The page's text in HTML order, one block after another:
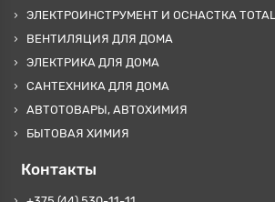
ЭЛЕКТРОИНСТРУМЕНТ И ОСНАСТКА TOTAL,
ВЕНТИЛЯЦИЯ ДЛЯ ДОМА
ЭЛЕКТРИКА ДЛЯ ДОМА
САНТЕХНИКА ДЛЯ ДОМА
АВТОТОВАРЫ, АВТОХИМИЯ
БЫТОВАЯ ХИМИЯ
Контакты